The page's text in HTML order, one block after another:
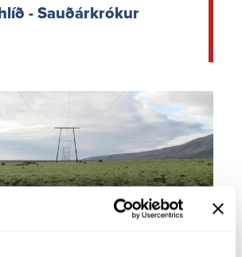
- Sauðárkrókur